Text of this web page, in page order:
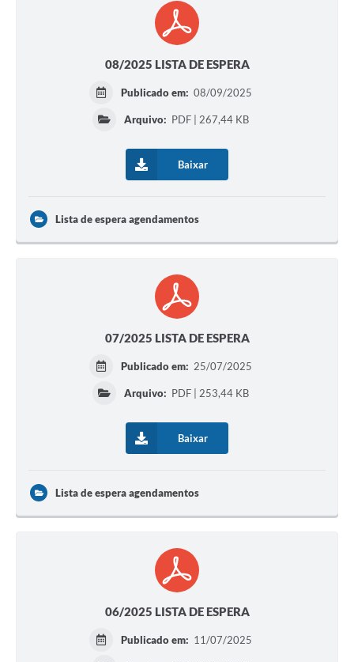
08/2025 LISTA DE ESPERA
Publicado em: 08/09/2025
Arquivo: PDF | 267,44 KB
Baixar
Lista de espera agendamentos
07/2025 LISTA DE ESPERA
Publicado em: 25/07/2025
Arquivo: PDF | 253,44 KB
Baixar
Lista de espera agendamentos
06/2025 LISTA DE ESPERA
Publicado em: 11/07/2025